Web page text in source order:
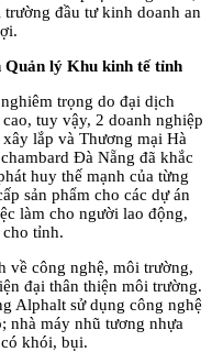
đầu tư kinh doanh an
Quản lý Khu kinh tế tỉnh
trọng do đại dịch
tuy vậy, 2 doanh nghiệp
lắp và Thương mại Hà
Đà Nẵng đã khắc
huy thế mạnh của từng
sản phẩm cho các dự án
làm cho người lao động,
cho tỉnh.
về công nghệ, môi trường,
đại thân thiện môi trường.
Alphalt sử dụng công nghệ
nhà máy nhũ tương nhựa
khói, bụi.